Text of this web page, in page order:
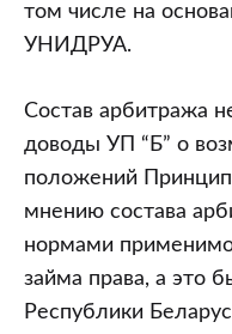
том числе на
УНИДРУА.
Состав арбитража
доводы УП “Б” о
положений
мнению состава
нормами
займа права, а это
Республики